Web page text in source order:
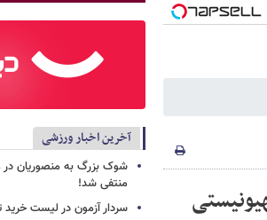
آخرین اخبار ورزشی
شوک بزرگ به منصوریان در
منتفی شد!
سردار آزمون در لیست خرید